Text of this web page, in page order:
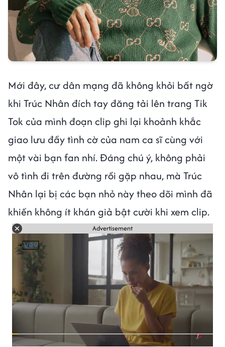
Mới đây, cư dân mạng đã không khỏi bất ngờ
khi Trúc Nhân đích tay đăng tải lên trang Tik
Tok của mình đoạn clip ghi lại khoảnh khắc
giao lưu đầy tình cờ của nam ca sĩ cùng với
một vài bạn fan nhí. Đáng chú ý, không phải
vô tình đi trên đường rồi gặp nhau, mà Trúc
Nhân lại bị các bạn nhỏ này theo dõi mình đã
khiến không ít khán giả bật cười khi xem clip.
Advertisement